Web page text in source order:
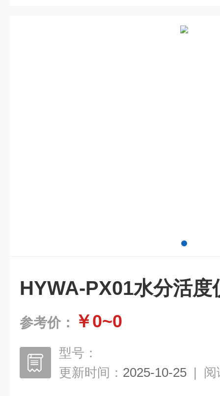
HYWA-PX01水分活度
参考价： ￥0~0
型号：
更新时间： 2025-10-25 | 阅